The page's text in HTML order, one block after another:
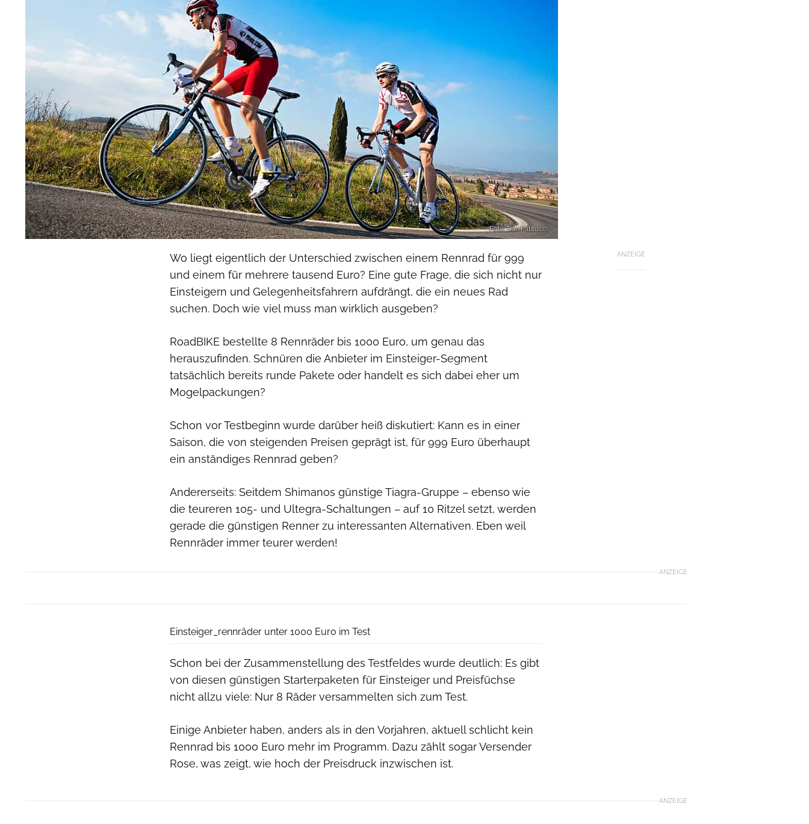
Foto: Dan Patitucci
ANZEIGE
Wo liegt eigentlich der Unterschied zwischen einem Rennrad für 999
und einem für mehrere tausend Euro? Eine gute Frage, die sich nicht nur
Einsteigern und Gelegenheitsfahrern aufdrängt, die ein neues Rad
suchen. Doch wie viel muss man wirklich ausgeben?
RoadBIKE bestellte 8 Rennräder bis 1000 Euro, um genau das
herauszufinden. Schnüren die Anbieter im Einsteiger-Segment
tatsächlich bereits runde Pakete oder handelt es sich dabei eher um
Mogelpackungen?
Schon vor Testbeginn wurde darüber heiß diskutiert: Kann es in einer
Saison, die von steigenden Preisen geprägt ist, für 999 Euro überhaupt
ein anständiges Rennrad geben?
Andererseits: Seitdem Shimanos günstige Tiagra-Gruppe – ebenso wie
die teureren 105- und Ultegra-Schaltungen – auf 10 Ritzel setzt, werden
gerade die günstigen Renner zu interessanten Alternativen. Eben weil
Rennräder immer teurer werden!
ANZEIGE
Einsteiger_rennräder unter 1000 Euro im Test
Schon bei der Zusammenstellung des Testfeldes wurde deutlich: Es gibt
von diesen günstigen Starterpaketen für Einsteiger und Preisfüchse
nicht allzu viele: Nur 8 Räder versammelten sich zum Test.
Einige Anbieter haben, anders als in den Vorjahren, aktuell schlicht kein
Rennrad bis 1000 Euro mehr im Programm. Dazu zählt sogar Versender
Rose, was zeigt, wie hoch der Preisdruck inzwischen ist.
ANZEIGE